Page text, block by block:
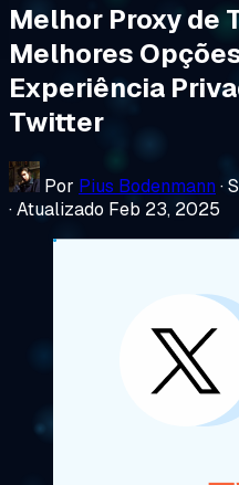
Melhor Proxy de
Melhores
Experiência
Twitter
Por Pius Bodenmann ·
·Atualizado Feb 23, 2025